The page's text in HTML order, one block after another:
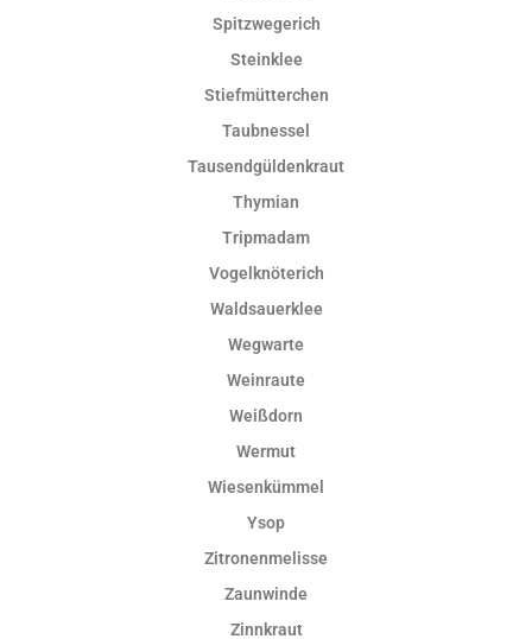
Spitzwegerich
Steinklee
Stiefmütterchen
Taubnessel
Tausendgüldenkraut
Thymian
Tripmadam
Vogelknöterich
Waldsauerklee
Wegwarte
Weinraute
Weißdorn
Wermut
Wiesenkümmel
Ysop
Zitronenmelisse
Zaunwinde
Zinnkraut